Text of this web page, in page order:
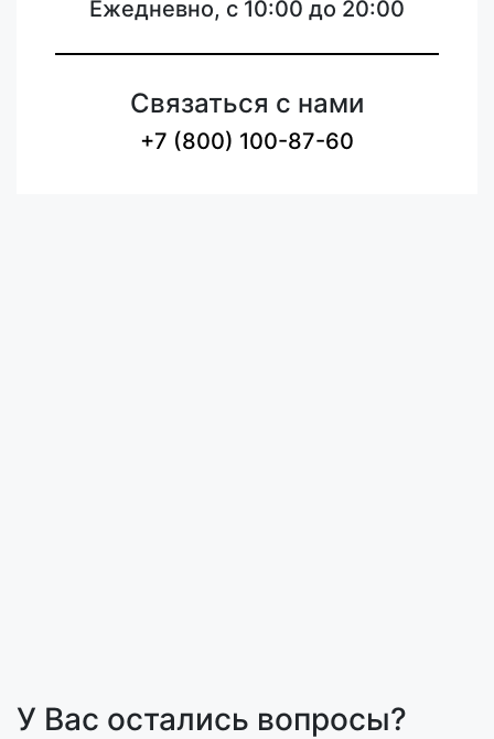
Ежедневно, с 10:00 до 20:00
Связаться с нами
+7 (800) 100-87-60
У Вас остались вопросы?